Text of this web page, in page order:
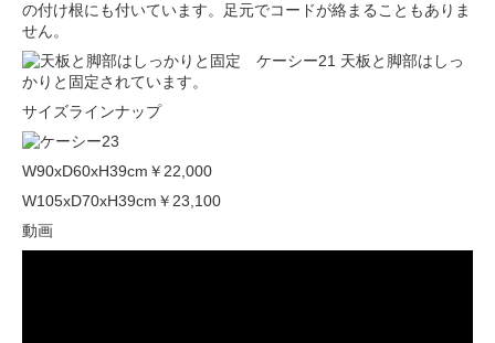
の付け根にも付いています。足元でコードが絡まることもありま
せん。
天板と脚部はしっ
かりと固定されています。
サイズラインナップ
W90xD60xH39cm ￥22,000
W105xD70xH39cm ￥23,100
動画